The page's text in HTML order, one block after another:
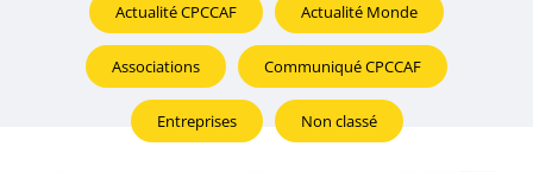
Actualité CPCCAF Actualité Monde
Associations Communiqué CPCCAF
Entreprises Non classé